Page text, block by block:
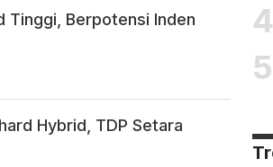
Tinggi, Berpotensi Inden
Hybrid, TDP Setara
4
5